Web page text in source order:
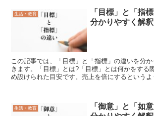
生活・教育
「目標」と「指
分かりやすく解釈
この記事では、「目標」と「指標」の違いを分
きます。「目標」とは?「目標」とは何かをする
め設けられた目安です。売上を倍にするというよ
生活・教育
「御意」と「如